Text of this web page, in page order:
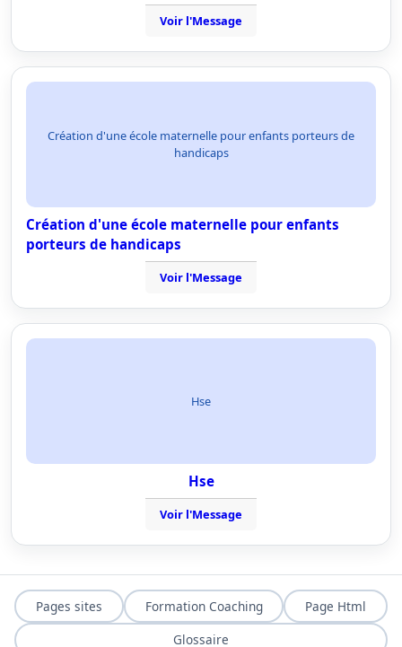
Voir l'Message
Création d'une école maternelle pour enfants porteurs de
handicaps
Création d'une école maternelle pour enfants
porteurs de handicaps
Voir l'Message
Hse
Hse
Voir l'Message
Pages sites Formation Coaching
Page Html
Glossaire